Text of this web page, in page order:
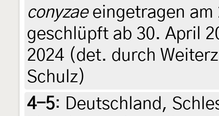
conyzaeeingetragen am
geschlüpft ab 30. April
2024 (det. durch
Schulz)
4-5: Deutschland,